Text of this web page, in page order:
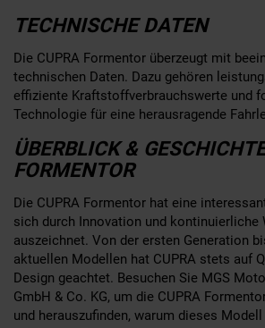
TECHNISCHE DATEN
Die CUPRA Formentor überzeugt mit
technischen Daten. Dazu gehören
effiziente Kraftstoffverbrauchswerte und
Technologie für eine herausragende
ÜBERBLICK &
FORMENTOR
Die CUPRA Formentor hat eine
sich durch Innovation und kontinuierliche
auszeichnet. Von der ersten Generation
aktuellen Modellen hat CUPRA stets auf
Design geachtet. Besuchen Sie MGS
GmbH & Co. KG, um die CUPRA
und herauszufinden, warum dieses